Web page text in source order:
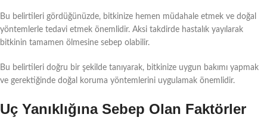
Bu belirtileri gördüğünüzde, bitkinize hemen müdahale etmek ve doğal
yöntemlerle tedavi etmek önemlidir. Aksi takdirde hastalık yayılarak
bitkinin tamamen ölmesine sebep olabilir.
Bu belirtileri doğru bir şekilde tanıyarak, bitkinize uygun bakımı yapmak
ve gerektiğinde doğal koruma yöntemlerini uygulamak önemlidir.
Uç Yanıklığına Sebep Olan Faktörler